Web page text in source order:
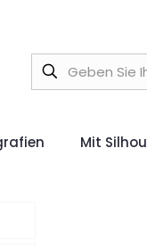
Mit